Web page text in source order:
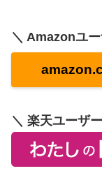
＼ Amazonユ
＼ 楽天ユーザ